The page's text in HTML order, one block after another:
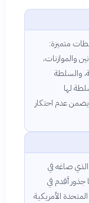
متميزة:
والموازنات،
والسلطة
لها
عدم احتكار
صاغه في
الفكرة لها جذور أقدم في
الأمريكية